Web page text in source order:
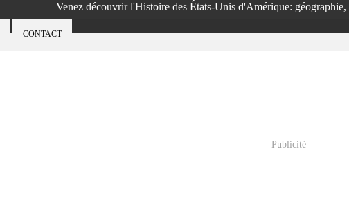
Venez découvrir l'Histoire des États-Unis d'Amérique:
CONTACT
Publicité